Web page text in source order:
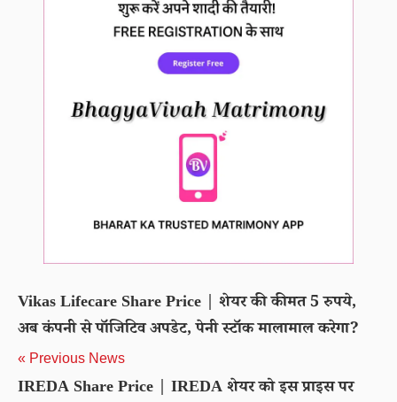
Vikas Lifecare Share Price | शेयर की कीमत 5 रुपये,
अब कंपनी से पॉजिटिव अपडेट, पेनी स्टॉक मालामाल करेगा?
« Previous News
IREDA Share Price | IREDA शेयर को इस प्राइस पर